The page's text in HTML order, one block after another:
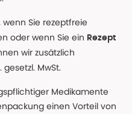
wenn Sie rezeptfreie
oder wenn Sie ein Rezept
wir zusätzlich
gesetzl. MwSt.
Medikamente
einen Vorteil von